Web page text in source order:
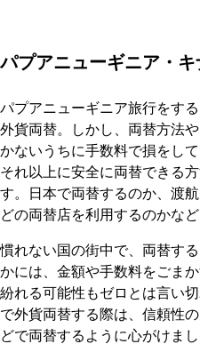
パプアニューギニア・
パプアニューギニア旅行をす
外貨両替。しかし、両替方法
かないうちに手数料で損をし
それ以上に安全に両替できる
す。日本で両替するのか、渡
どの両替店を利用するのかな
慣れない国の街中で、両替す
かには、金額や手数料をごま
紛れる可能性もゼロとは言い
で外貨両替する際は、信頼性
どで両替するように心がけまし